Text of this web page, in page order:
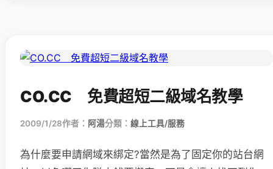
CO.CC 免費超短二級域名教學
2009/1/28作者： 阿湯分類： 線上工具/服務
為什麼要申請網域來綁定?當然是為了固定你的站台網